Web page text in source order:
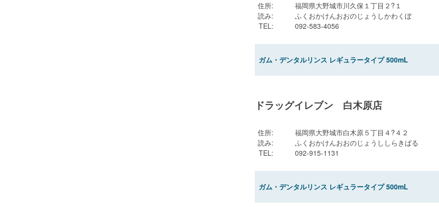
住所:
福岡県大野城市川久保１丁目２?１
読み:
ふくおかけんおおのじょうしかわくぼ
TEL: 092-583-4056
ガム・デンタルリンス レギュラータイプ 500mL
ドラッグイレブン 白木原店
住所:
福岡県大野城市白木原５丁目４?４２
読み:
ふくおかけんおおのじょうししらきばる
TEL: 092-915-1131
ガム・デンタルリンス レギュラータイプ 500mL